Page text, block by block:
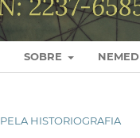
SOBRE NEMED
HISTORIOGRAFIA